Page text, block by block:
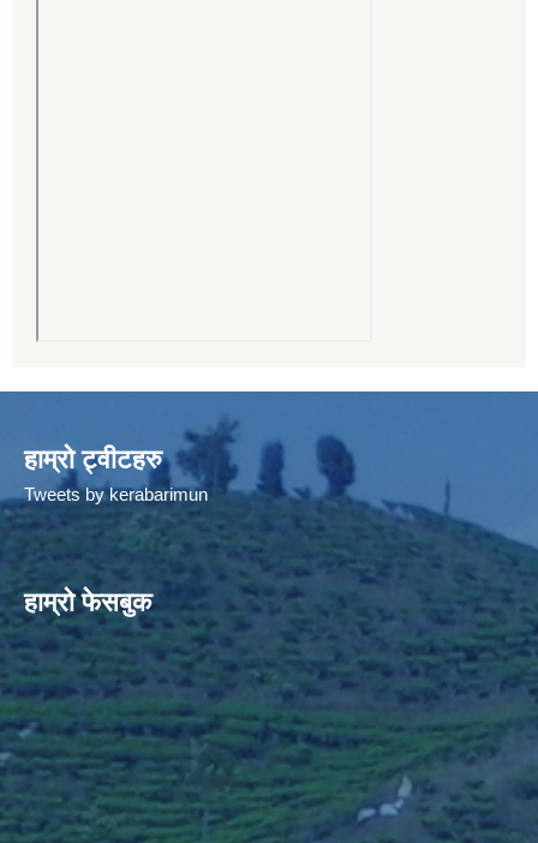
हाम्रो ट्वीटहरु
Tweets by kerabarimun
हाम्रो फेसबुक